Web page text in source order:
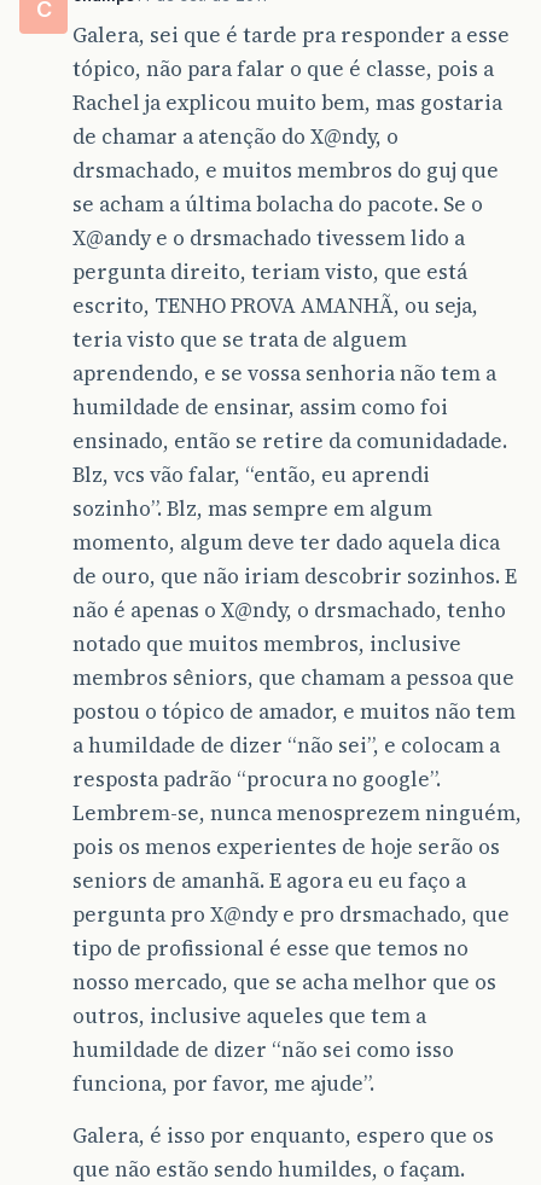
C
Galera, sei que é tarde pra responder a esse
tópico, não para falar o que é classe, pois a
Rachel ja explicou muito bem, mas gostaria
de chamar a atenção do X@ndy, o
drsmachado, e muitos membros do guj que
se acham a última bolacha do pacote. Se o
X@andy e o drsmachado tivessem lido a
pergunta direito, teriam visto, que está
escrito, TENHO PROVA AMANHÃ, ou seja,
teria visto que se trata de alguem
aprendendo, e se vossa senhoria não tem a
humildade de ensinar, assim como foi
ensinado, então se retire da comunidadade.
Blz, vcs vão falar, “então, eu aprendi
sozinho”. Blz, mas sempre em algum
momento, algum deve ter dado aquela dica
de ouro, que não iriam descobrir sozinhos. E
não é apenas o X@ndy, o drsmachado, tenho
notado que muitos membros, inclusive
membros sêniors, que chamam a pessoa que
postou o tópico de amador, e muitos não tem
a humildade de dizer “não sei”, e colocam a
resposta padrão “procura no google”.
Lembrem-se, nunca menosprezem ninguém,
pois os menos experientes de hoje serão os
seniors de amanhã. E agora eu eu faço a
pergunta pro X@ndy e pro drsmachado, que
tipo de profissional é esse que temos no
nosso mercado, que se acha melhor que os
outros, inclusive aqueles que tem a
humildade de dizer “não sei como isso
funciona, por favor, me ajude”.
Galera, é isso por enquanto, espero que os
que não estão sendo humildes, o façam.